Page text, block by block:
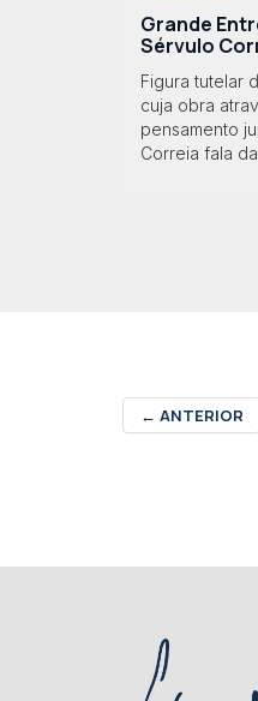
Grande
Sérvulo
Figura tutelar
cuja obra
pensamento
Correia fala
← ANTERIOR